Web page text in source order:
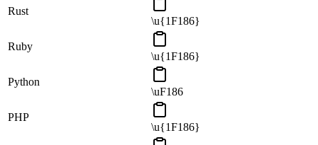
Rust
\u{1F186}
Ruby
\u{1F186}
Python
\uF186
PHP
\u{1F186}